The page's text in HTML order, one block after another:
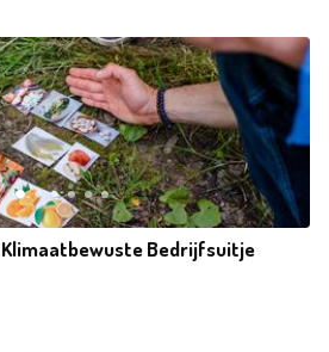
Klimaatbewuste Bedrijfsuitje